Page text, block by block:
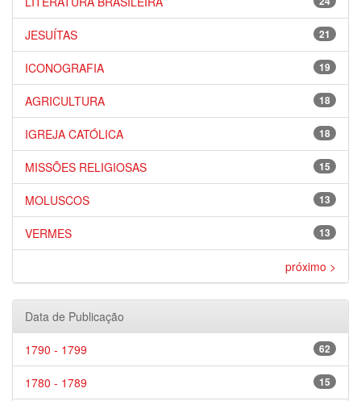
21
JESUÍTAS
19
ICONOGRAFIA
18
AGRICULTURA
18
IGREJA CATÓLICA
15
MISSÕES RELIGIOSAS
13
MOLUSCOS
13
VERMES
próximo >
Data de Publicação
62
1790 - 1799
15
1780 - 1789